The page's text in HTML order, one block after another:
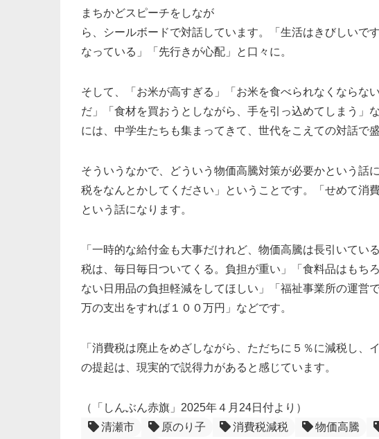
まちかどスピーチをしなが
ら、シールボードで対話しています。「生活はきびしいで
なっている」「先行きが心配」と口々に。
そして、「お米が高すぎる」「お米を食べられなくならな
だ」「食材を買おうとしながら、手を引っ込めてしまう」
には、中学生たちも集まってきて、世代をこえての対話で
そういうなかで、どういう物価高騰対策が必要かという話
税をなんとかしてください」ということです。「せめて消
という話になります。
「一時的な給付金も大事だけれど、物価高騰は長引いてい
税は、毎日毎日ついてくる。負担が重い」「食料品はもち
ない日用品の負担軽減をしてほしい」「福祉事業所の運営
万の支出をすれば１００万円」などです。
「消費税は廃止をめざしながら、ただちに５％に減税し、
の提起は、現実的で説得力があると感じています。
（「しんぶん赤旗」2025年４月24日付より）
清瀬市
原のり子 消費税減税 物価高騰